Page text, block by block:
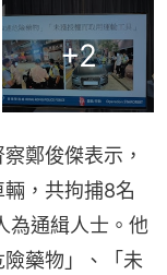
+2
鄭俊傑表示，
，共拘捕8名
為通緝人士。他
藥物」、「未